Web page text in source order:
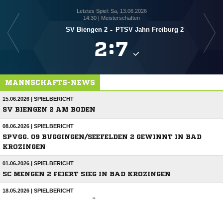
Letztes Spiel: Sa, 13.06.2026
14:30 | Meisterschaften
SV Biengen 2 - PTSV Jahn Freiburg 2
:
MANNSCHAFTS-NEWS
15.06.2026 | SPIELBERICHT
SV BIENGEN 2 AM BODEN
08.06.2026 | SPIELBERICHT
SPVGG. 09 BUGGINGEN/SEEFELDEN 2 GEWINNT IN BAD
KROZINGEN
01.06.2026 | SPIELBERICHT
SC MENGEN 2 FEIERT SIEG IN BAD KROZINGEN
18.05.2026 | SPIELBERICHT